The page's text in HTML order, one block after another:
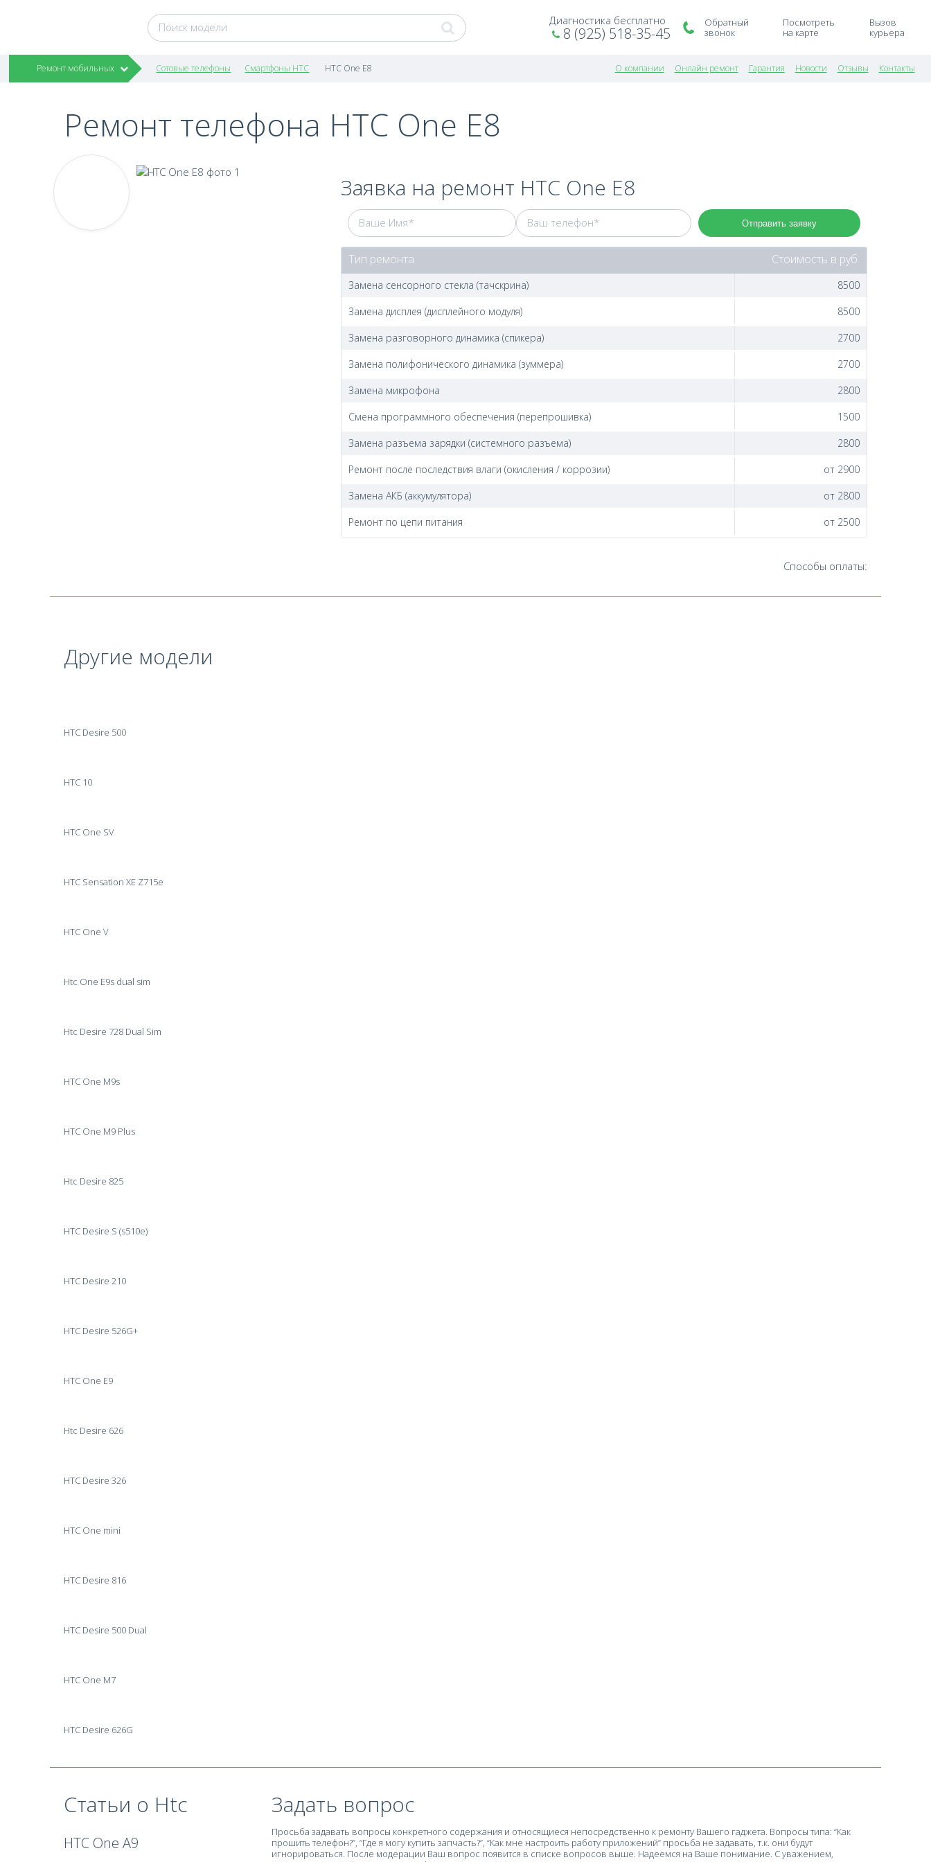
Диагностика бесплатно
8 (925) 518-35-45
Обратный
звонок
Посмотреть
на карте
Вызов
курьера
Ремонт мобильных Сотовые телефоны Смартфоны HTC HTC One E8 О компании Онлайн ремонт Гарантия Новости Отзывы Контакты
Ремонт телефона HTC One E8
Заявка на ремонт HTC One E8
Отправить заявку
Тип ремонта Стоимость в руб.
Замена сенсорного стекла (тачскрина)
8500
Замена дисплея (дисплейного модуля)
8500
Замена разговорного динамика (спикера)
2700
Замена полифонического динамика (зуммера)
2700
Замена микрофона
2800
Смена программного обеспечения (перепрошивка)
1500
Замена разъема зарядки (системного разъема)
2800
Ремонт после последствия влаги (окисления / коррозии)
от 2900
Замена АКБ (аккумулятора)
от 2800
Ремонт по цепи питания
от 2500
Способы оплаты:
Другие модели
HTC Desire 500
HTC 10
HTC One SV
HTC Sensation XE Z715e
HTC One V
Htc One E9s dual sim
Htc Desire 728 Dual Sim
HTC One M9s
HTC One M9 Plus
Htc Desire 825
HTC Desire S (s510e)
HTC Desire 210
HTC Desire 526G+
HTC One E9
Htc Desire 626
HTC Desire 326
HTC One mini
HTC Desire 816
HTC Desire 500 Dual
HTC One M7
HTC Desire 626G
Задать вопрос
Просьба задавать вопросы конкретного содержания и относящиеся непосредственно к ремонту Вашего гаджета. Вопросы типа: “Как
прошить телефон?”, “Где я могу купить запчасть?”, “Как мне настроить работу приложений” просьба не задавать, т.к. они будут
игнорироваться. После модерации Ваш вопрос появится в списке вопросов выше. Надеемся на Ваше понимание. С уважением,
Статьи о Htc
HTC One A9